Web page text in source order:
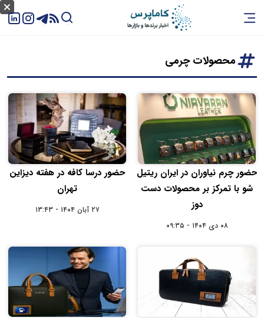
محصولات چرمی
حضور چرم نیاوران در ایران ریتیل
شو با تمرکز بر محصولات دست
دوز
۰۸ دی ۱۴۰۴ - ۰۹:۳۵
حضور درسا‌ کافه در هفته دیزاین
تهران
۲۷ آبان ۱۴۰۴ - ۱۳:۴۳